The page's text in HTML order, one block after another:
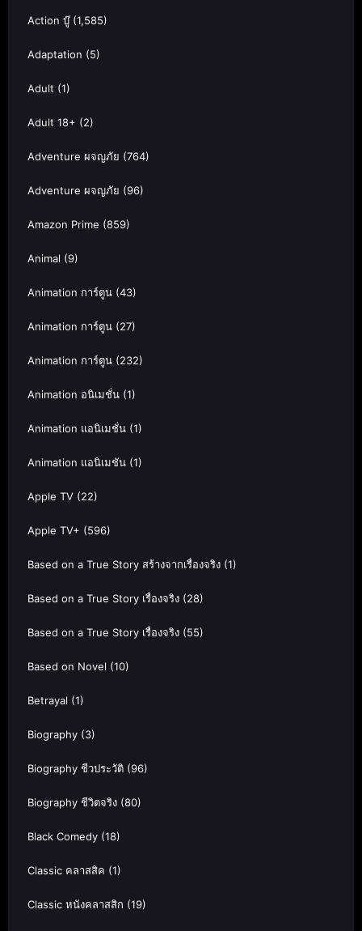
Action บู๊(1,585)
Adaptation (5)
Adult (1)
Adult 18+ (2)
Adventure ผจญภัย (764)
Adventure ผจญภัย (96)
Amazon Prime (859)
Animal (9)
Animation การ์ตูน (43)
Animation การ์ตูน (27)
Animation การ์ตูน (232)
Animation อนิเมชั่น (1)
Animation แอนิเมชั่น (1)
Animation แอนิเมชัน (1)
Apple TV (22)
Apple TV+ (596)
Based on a True Story สร้างจากเรื่องจริง (1)
Based on a True Story เรื่องจริง (28)
Based on a True Story เรื่องจริง (55)
Based on Novel (10)
Betrayal (1)
Biography (3)
Biography ชีวประวัติ (96)
Biography ชีวิตจริง (80)
Black Comedy (18)
Classic คลาสสิค (1)
Classic หนังคลาสสิก (19)